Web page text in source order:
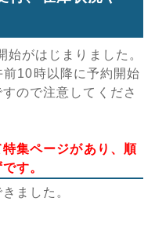
がはじまりました。
10時以降に予約開始
ので注意してくださ
集ページがあり、順
す。
ました。